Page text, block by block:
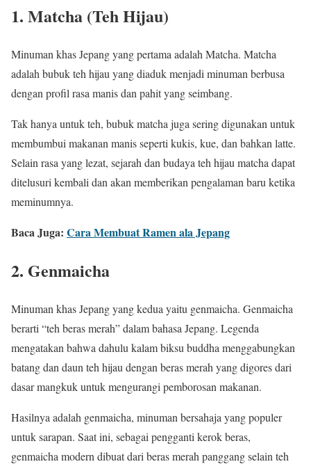
1. Matcha (Teh Hijau)
Minuman khas Jepang yang pertama adalah Matcha. Matcha
adalah bubuk teh hijau yang diaduk menjadi minuman berbusa
dengan profil rasa manis dan pahit yang seimbang.
Tak hanya untuk teh, bubuk matcha juga sering digunakan untuk
membumbui makanan manis seperti kukis, kue, dan bahkan latte.
Selain rasa yang lezat, sejarah dan budaya teh hijau matcha dapat
ditelusuri kembali dan akan memberikan pengalaman baru ketika
meminumnya.
Baca Juga: Cara Membuat Ramen ala Jepang
2. Genmaicha
Minuman khas Jepang yang kedua yaitu genmaicha. Genmaicha
berarti “teh beras merah” dalam bahasa Jepang. Legenda
mengatakan bahwa dahulu kalam biksu buddha menggabungkan
batang dan daun teh hijau dengan beras merah yang digores dari
dasar mangkuk untuk mengurangi pemborosan makanan.
Hasilnya adalah genmaicha, minuman bersahaja yang populer
untuk sarapan. Saat ini, sebagai pengganti kerok beras,
genmaicha modern dibuat dari beras merah panggang selain teh